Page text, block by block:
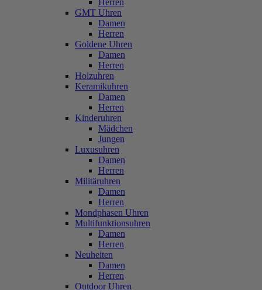
Herren
GMT Uhren
Damen
Herren
Goldene Uhren
Damen
Herren
Holzuhren
Keramikuhren
Damen
Herren
Kinderuhren
Mädchen
Jungen
Luxusuhren
Damen
Herren
Militäruhren
Damen
Herren
Mondphasen Uhren
Multifunktionsuhren
Damen
Herren
Neuheiten
Damen
Herren
Outdoor Uhren